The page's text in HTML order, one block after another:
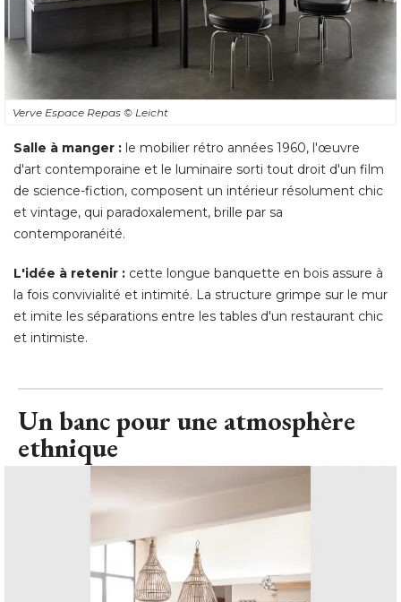
Verve Espace Repas © Leicht
Salle à manger : le mobilier rétro années 1960, l'œuvre
d'art contemporaine et le luminaire sorti tout droit d'un film
de science-fiction, composent un intérieur résolument chic
et vintage, qui paradoxalement, brille par sa
contemporanéité.
L'idée à retenir : cette longue banquette en bois assure à
la fois convivialité et intimité. La structure grimpe sur le mur
et imite les séparations entre les tables d'un restaurant chic
et intimiste.
Un banc pour une atmosphère
ethnique